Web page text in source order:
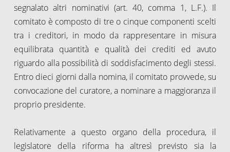
segnalato altri nominativi (art. 40, comma 1, L.F.). Il
comitato è composto di tre o cinque componenti scelti
tra i creditori, in modo da rappresentare in misura
equilibrata quantità e qualità dei crediti ed avuto
riguardo alla possibilità di soddisfacimento degli stessi.
Entro dieci giorni dalla nomina, il comitato provvede, su
convocazione del curatore, a nominare a maggioranza il
proprio presidente.
Relativamente a questo organo della procedura, il
legislatore della riforma ha altresì previsto sia la